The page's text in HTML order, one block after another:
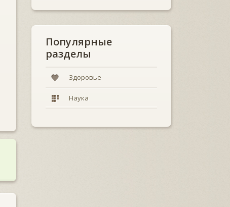
Популярные
разделы
Здоровье
Наука